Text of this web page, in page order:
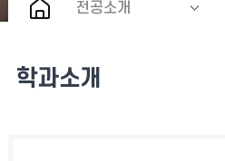
전공소개
학과소개